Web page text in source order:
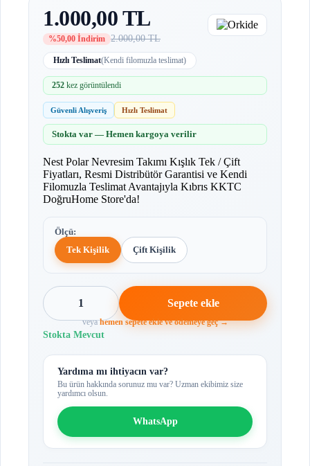
1.000,00 TL
%50,00 İndirim 2.000,00 TL
Hızlı Teslimat(Kendi filomuzla teslimat)
252 kez görüntülendi
Güvenli Alışveriş Hızlı Teslimat
Stokta var — Hemen kargoya verilir
Nest Polar Nevresim Takımı Kışlık Tek / Çift
Fiyatları, Resmi Distribütör Garantisi ve Kendi
Filomuzla Teslimat Avantajıyla Kıbrıs KKTC
DoğruHome Store'da!
Ölçü:
Tek Kişilik
Çift Kişilik
1 Sepete ekle
veyahemen sepete ekle ve ödemeye geç →
Stokta Mevcut
Yardıma mı ihtiyacın var?
Bu ürün hakkında sorunuz mu var? Uzman ekibimiz size
yardımcı olsun.
WhatsApp